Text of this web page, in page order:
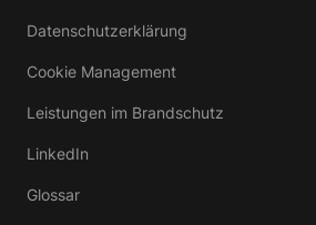
Datenschutzerklärung
Cookie Management
Leistungen im Brandschutz
LinkedIn
Glossar